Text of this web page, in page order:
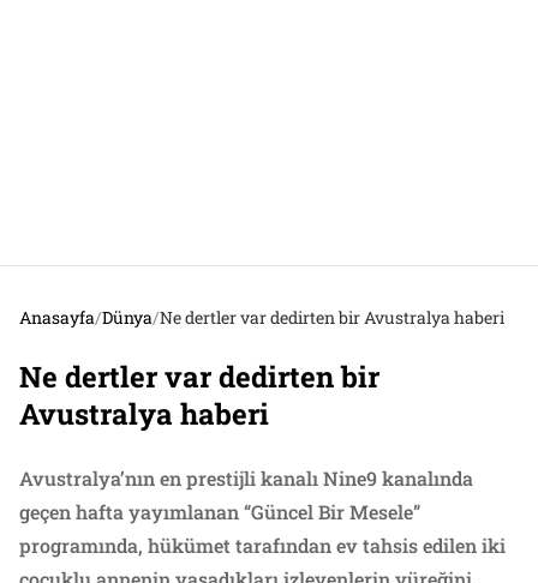
Anasayfa/Dünya/Ne dertler var dedirten bir Avustralya haberi
Ne dertler var dedirten bir
Avustralya haberi
Avustralya’nın en prestijli kanalı Nine9 kanalında
geçen hafta yayımlanan “Güncel Bir Mesele”
programında, hükümet tarafından ev tahsis edilen iki